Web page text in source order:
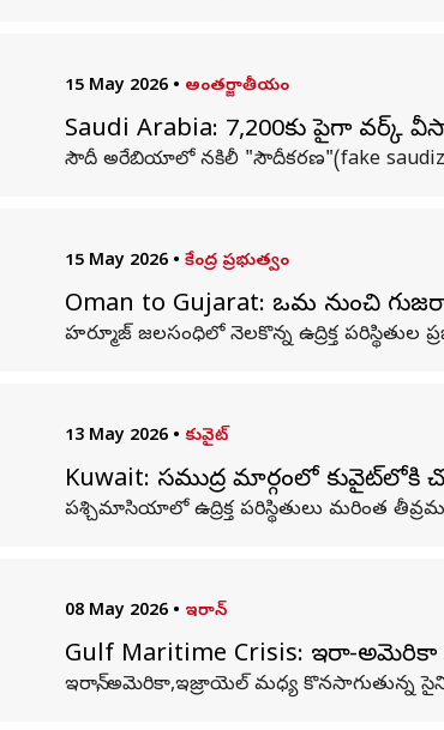
15 May 2026 • అంతర్జాతీయం
Saudi Arabia: 7,200కు పైగా వర్క్
సౌదీ అరేబియాలో నకిలీ "సౌదీకరణ"(fake
15 May 2026 • కేంద్ర ప్రభుత్వం
Oman to Gujarat: ఒమన్‌ నుంచి
హర్మూజ్ జలసంధిలో నెలకొన్న ఉద్రిక్త పరిస్థితుల
13 May 2026 • కువైట్
Kuwait: సముద్ర మార్గంలో కువైట్‌లోకి
పశ్చిమాసియాలో ఉద్రిక్త పరిస్థితులు మరింత
08 May 2026 • ఇరాన్
Gulf Maritime Crisis: ఇరాన్-అమెరికా
ఇరాన్, అమెరికా,ఇజ్రాయెల్ మధ్య కొనసాగుతున్న